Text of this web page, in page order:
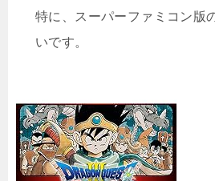
特に、スーパーファミコン版
いです。